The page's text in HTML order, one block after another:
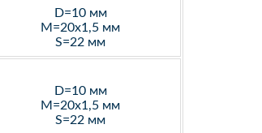
D=10 мм
M=20х1,5 мм
S=22 мм
D=10 мм
M=20х1,5 мм
S=22 мм